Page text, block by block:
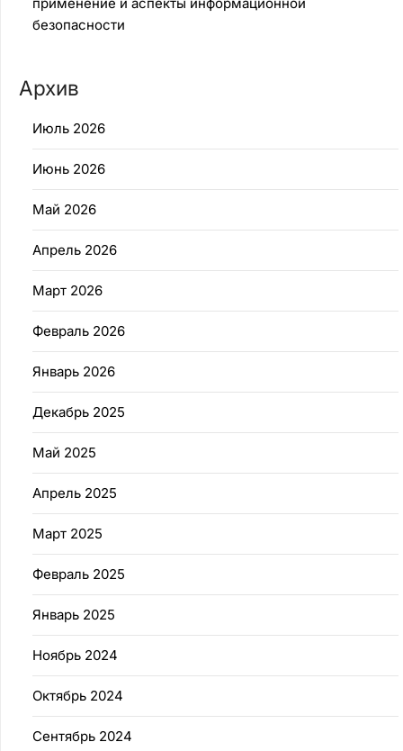
безопасности
Архив
Июль 2026
Июнь 2026
Май 2026
Апрель 2026
Март 2026
Февраль 2026
Январь 2026
Декабрь 2025
Май 2025
Апрель 2025
Март 2025
Февраль 2025
Январь 2025
Ноябрь 2024
Октябрь 2024
Сентябрь 2024